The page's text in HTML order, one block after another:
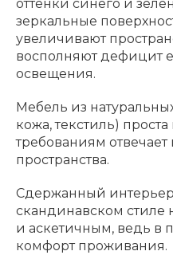
оттенки синего и
зеркальные
увеличивают
восполняют дефицит
освещения.
Мебель из
кожа, текстиль)
требованиям
пространства.
Сдержанный
скандинавском стиле
и аскетичным, ведь в
комфорт проживания.